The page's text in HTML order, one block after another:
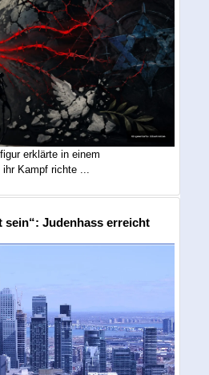
erklärte in einem
Kampf richte ...
sein“: Judenhass erreicht